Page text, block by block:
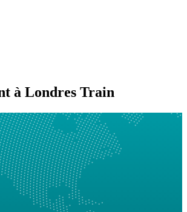
à Londres Train